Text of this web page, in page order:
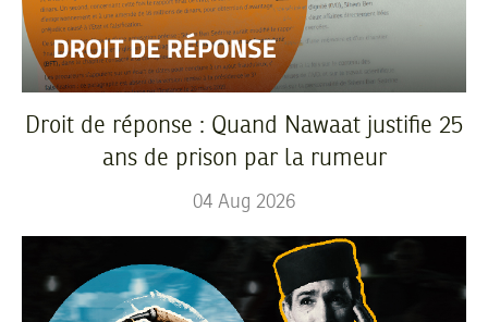
Droit de réponse : Quand Nawaat justifie 25
ans de prison par la rumeur
04 Aug 2026